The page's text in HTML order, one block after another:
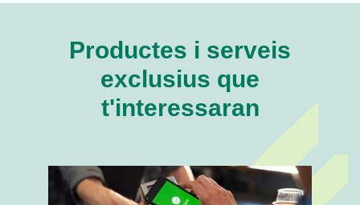
Productes i serveis
exclusius que
t'interessaran